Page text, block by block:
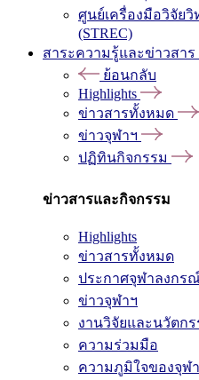
ศูนย์เครื่องมือวิจัย
(STREC)
สาระความรู้และข่าวสาร
ย้อนกลับ
Highlights
ข่าวสารทั้งหมด
ข่าวจุฬาฯ
ปฏิทินกิจกรรม
ข่าวสารและกิจกรรม
Highlights
ข่าวสารทั้งหมด
ประกาศจุฬาลงกร
ข่าวจุฬาฯ
งานวิจัยและนวัตกร
ความร่วมมือ
ความภูมิใจของจุฬ